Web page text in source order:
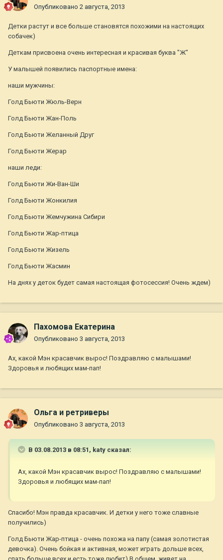
Опубликовано 2 августа, 2013
Детки растут и все больше становятся похожими на настоящих
собачек)
Деткам присвоена очень интересная и красивая буква "Ж"
У малышей появились паспортные имена:
наши мужчины:
Голд Бьюти Жюль-Верн
Голд Бьюти Жан-Поль
Голд Бьюти Желанный Друг
Голд Бьюти Жерар
наши леди:
Голд Бьюти Жи-Ван-Ши
Голд Бьюти Жонкилия
Голд Бьюти Жемчужина Сибири
Голд Бьюти Жар-птица
Голд Бьюти Жизель
Голд Бьюти Жасмин
На днях у деток будет самая настоящая фотосессия! Очень ждем)
Пахомова Екатерина
Опубликовано 3 августа, 2013
Ах, какой Мэн красавчик вырос! Поздравляю с малышами!
Здоровья и любящих мам-пап!
Ольга и ретриверы
Опубликовано 3 августа, 2013
В 03.08.2013 в 08:51, katy сказал:
Ах, какой Мэн красавчик вырос! Поздравляю с малышами!
Здоровья и любящих мам-пап!
Спасибо! Мэн правда красавчик. И детки у него тоже славные
получились)
Голд Бьюти Жар-птица - очень похожа на папу (самая золотистая
девочка). Очень бойкая и активная, может играть дольше всех,